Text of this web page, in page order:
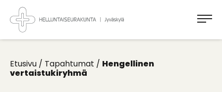
Takaisin
ylös
Jyväskylän
Helluntaiseurakunta
Koti
Etusivu / Tapahtumat / Hengellinen
vertaistukiryhmä